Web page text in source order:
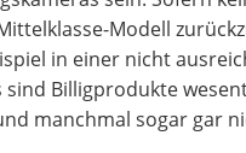
Modell
in einer nicht
Billigprodukte
manchmal sogar gar